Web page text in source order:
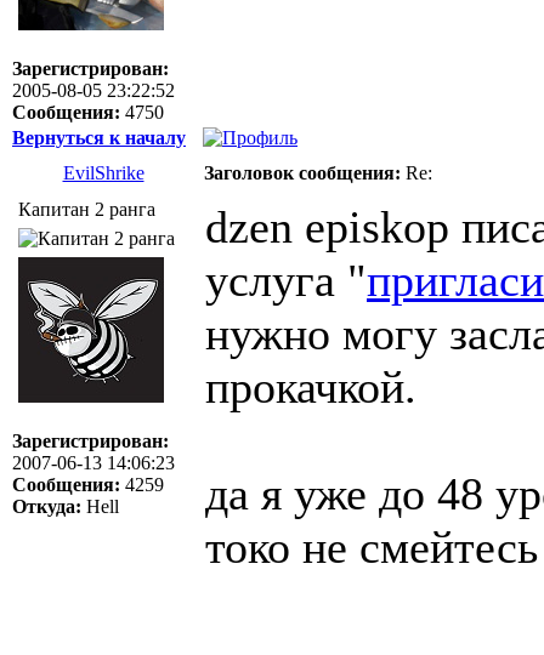
Зарегистрирован:
2005-08-05 23:22:52
Сообщения: 4750
Вернуться к началу
EvilShrike
Заголовок сообщения: Re:
Капитан 2 ранга
Зарегистрирован:
2007-06-13 14:06:23
Сообщения: 4259
Откуда: Hell
dzen episkop
услуга "
нужно могу
прокачкой.
да я уже до 48
токо не